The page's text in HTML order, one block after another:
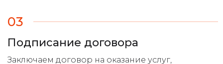
03
Подписание договора